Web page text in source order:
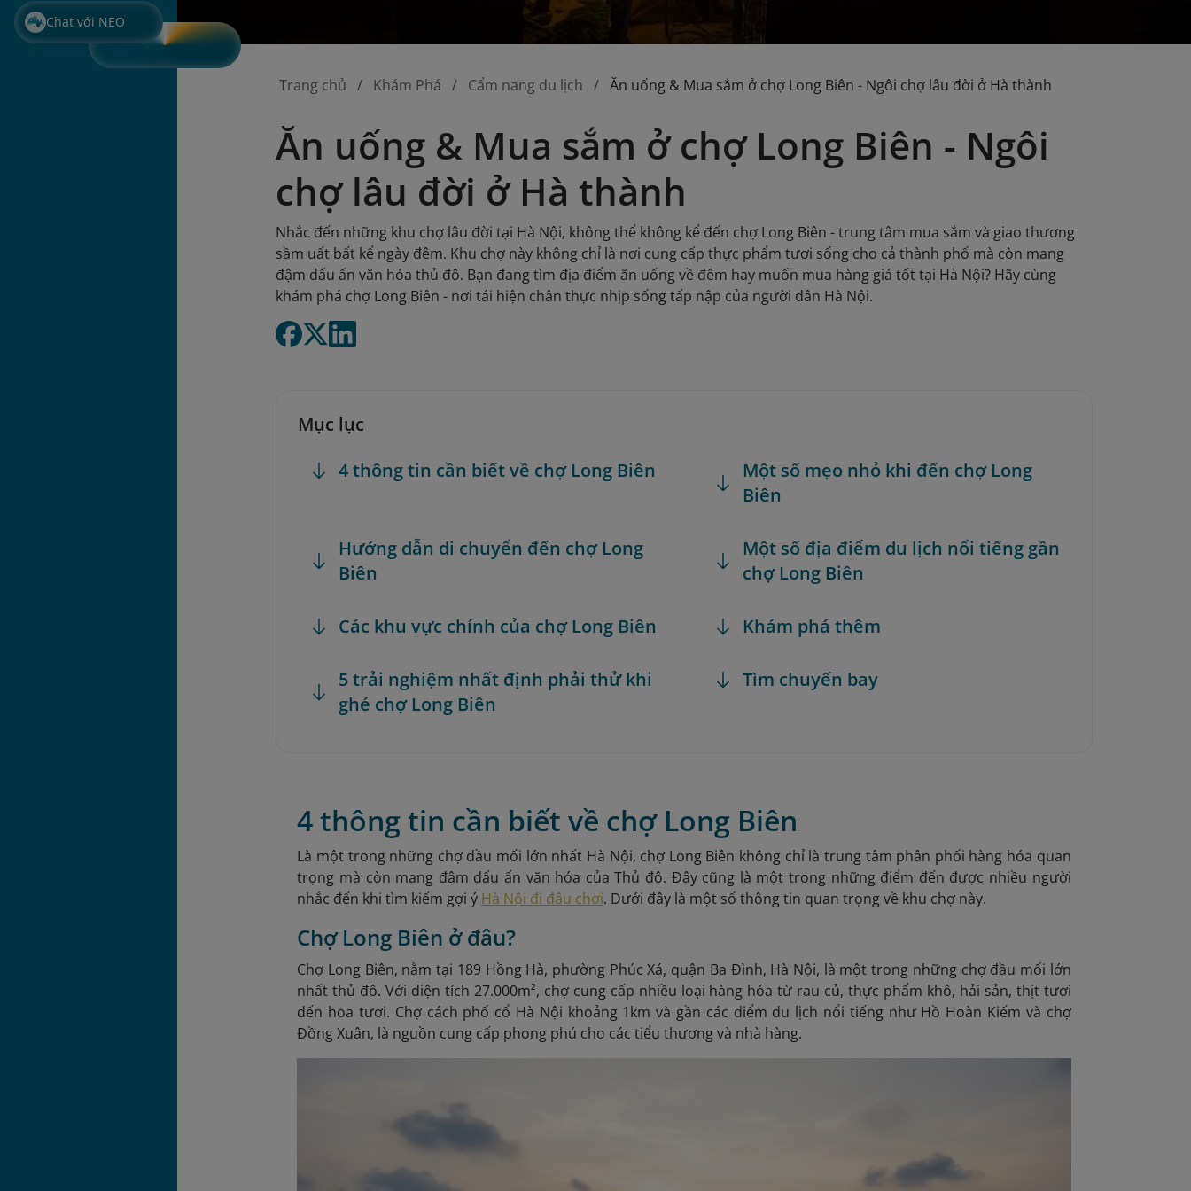
Chat với NEO
Trang chủ Khám Phá Cẩm nang du lịch Ăn uống & Mua sắm ở chợ Long Biên - Ngôi chợ lâu đời ở Hà thành
Ăn uống & Mua sắm ở chợ Long Biên - Ngôi
chợ lâu đời ở Hà thành
Nhắc đến những khu chợ lâu đời tại Hà Nội, không thể không kể đến chợ Long Biên - trung tâm mua sắm và giao thương
sầm uất bất kể ngày đêm. Khu chợ này không chỉ là nơi cung cấp thực phẩm tươi sống cho cả thành phố mà còn mang
đậm dấu ấn văn hóa thủ đô. Bạn đang tìm địa điểm ăn uống về đêm hay muốn mua hàng giá tốt tại Hà Nội? Hãy cùng
khám phá chợ Long Biên - nơi tái hiện chân thực nhịp sống tấp nập của người dân Hà Nội.
Mục lục
4 thông tin cần biết về chợ Long Biên
Hướng dẫn di chuyển đến chợ Long
Biên
Các khu vực chính của chợ Long Biên
5 trải nghiệm nhất định phải thử khi
ghé chợ Long Biên
Một số mẹo nhỏ khi đến chợ Long
Biên
Một số địa điểm du lịch nổi tiếng gần
chợ Long Biên
Khám phá thêm
Tìm chuyến bay
4 thông tin cần biết về chợ Long Biên
Là một trong những chợ đầu mối lớn nhất Hà Nội, chợ Long Biên không chỉ là trung tâm phân phối hàng hóa quan
trọng mà còn mang đậm dấu ấn văn hóa của Thủ đô. Đây cũng là một trong những điểm đến được nhiều người
nhắc đến khi tìm kiếm gợi ý Hà Nội đi đâu chơi. Dưới đây là một số thông tin quan trọng về khu chợ này.
Chợ Long Biên ở đâu?
Chợ Long Biên, nằm tại 189 Hồng Hà, phường Phúc Xá, quận Ba Đình, Hà Nội, là một trong những chợ đầu mối lớn
nhất thủ đô. Với diện tích 27.000m², chợ cung cấp nhiều loại hàng hóa từ rau củ, thực phẩm khô, hải sản, thịt tươi
đến hoa tươi. Chợ cách phố cổ Hà Nội khoảng 1km và gần các điểm du lịch nổi tiếng như Hồ Hoàn Kiếm và chợ
Đồng Xuân, là nguồn cung cấp phong phú cho các tiểu thương và nhà hàng.